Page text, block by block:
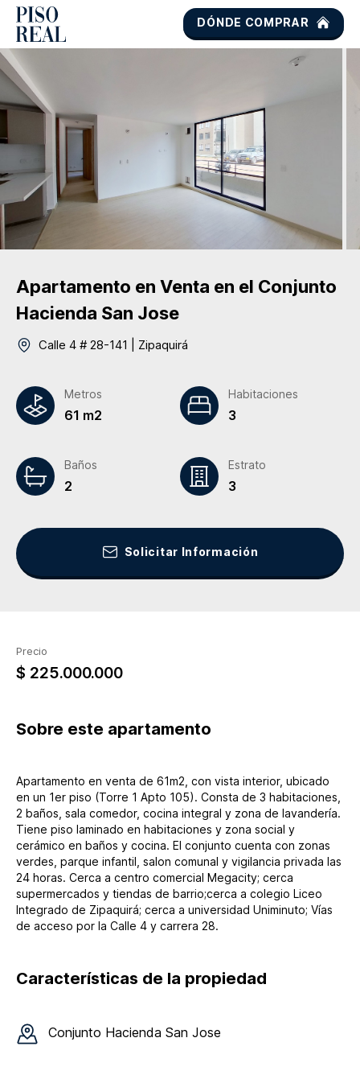
DÓNDE COMPRAR
Apartamento en Venta en el Conjunto
Hacienda San Jose
Calle 4 # 28-141 Zipaquirá
Metros
61 m2
Habitaciones
3
Baños
2
Estrato
3
Solicitar Información
Precio
$ 225.000.000
Sobre este apartamento
Apartamento en venta de 61m2, con vista interior, ubicado
en un 1er piso (Torre 1 Apto 105). Consta de 3 habitaciones,
2 baños, sala comedor, cocina integral y zona de lavandería.
Tiene piso laminado en habitaciones y zona social y
cerámico en baños y cocina. El conjunto cuenta con zonas
verdes, parque infantil, salon comunal y vigilancia privada las
24 horas. Cerca a centro comercial Megacity; cerca
supermercados y tiendas de barrio;cerca a colegio Liceo
Integrado de Zipaquirá; cerca a universidad Uniminuto; Vías
de acceso por la Calle 4 y carrera 28.
Características de la propiedad
Conjunto Hacienda San Jose